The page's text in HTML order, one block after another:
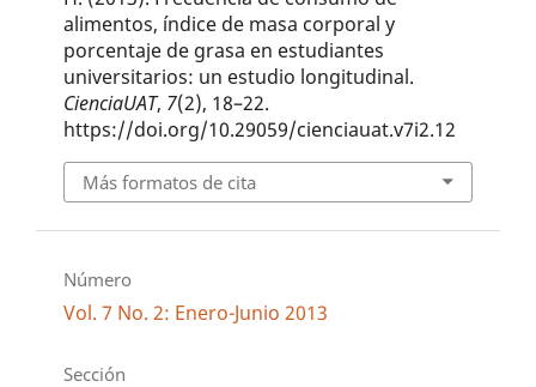
alimentos, índice de masa corporal y
porcentaje de grasa en estudiantes
universitarios: un estudio longitudinal.
CienciaUAT, 7(2), 18–22.
https://doi.org/10.29059/cienciauat.v7i2.12
Más formatos de cita
Número
Vol. 7 No. 2: Enero-Junio 2013
Sección